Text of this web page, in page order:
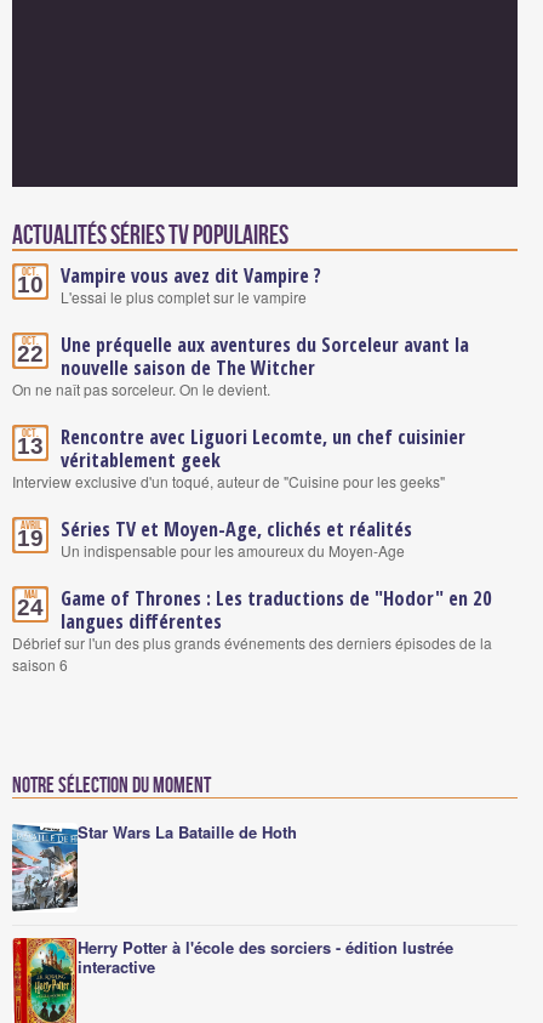
Actualités Séries TV populaires
Oct.
10 Vampire vous avez dit Vampire ?
L'essai le plus complet sur le vampire
Oct.
22
Une préquelle aux aventures du Sorceleur avant la
nouvelle saison de The Witcher
On ne naît pas sorceleur. On le devient.
Oct.
13
Rencontre avec Liguori Lecomte, un chef cuisinier
véritablement geek
Interview exclusive d'un toqué, auteur de "Cuisine pour les geeks"
Avril
19 Séries TV et Moyen-Age, clichés et réalités
Un indispensable pour les amoureux du Moyen-Age
Mai
24
Game of Thrones : Les traductions de "Hodor" en 20
langues différentes
Débrief sur l'un des plus grands événements des derniers épisodes de la
saison 6
Notre sélection du moment
Star Wars La Bataille de Hoth
Herry Potter à l'école des sorciers - édition lustrée
interactive